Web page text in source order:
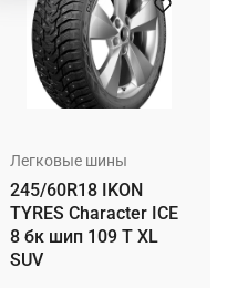
Легковые шины
245/60R18 IKON
TYRES Character ICE
8 бк шип 109 T XL
SUV